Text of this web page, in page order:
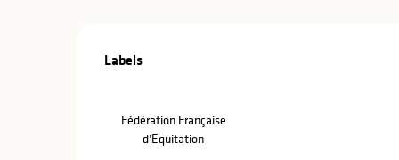
Offres de
Labels
Labels
Fédération Française
d’Equitation